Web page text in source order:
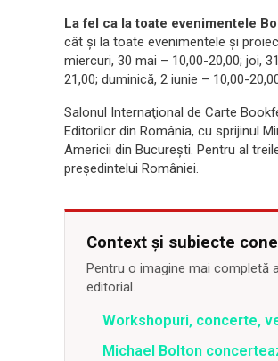
La fel ca la toate evenimentele
cât şi la toate evenimentele şi
miercuri, 30 mai – 10,00-20,00; joi,
21,00; duminică, 2 iunie – 10,00-
Salonul Internaţional de Carte
Editorilor din România, cu sprijinul
Americii din Bucureşti. Pentru al
preşedintelui României.
Context și subiecte
Pentru o imagine mai completă
editorial.
Workshopuri, concerte,
Michael Bolton